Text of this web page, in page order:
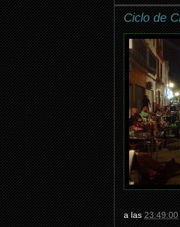
Ciclo de
a las23:49:00